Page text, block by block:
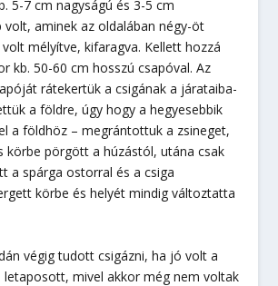
5-7 cm nagyságú és 3-5 cm
volt, aminek az oldalában négy-öt
mélyítve, kifaragva. Kellett hozzá
kb. 50-60 cm hosszú csapóval. Az
rátekertük a csigának a járataiba-
a földre, úgy hogy a hegyesebbik
a földhöz – megrántottuk a zsineget,
körbe pörgött a húzástól, utána csak
a spárga ostorral és a csiga
körbe és helyét mindig változtatta
végig tudott csigázni, ha jó volt a
letaposott, mivel akkor még nem voltak